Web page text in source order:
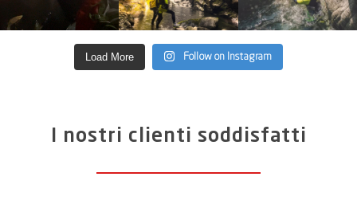
Load More Follow on Instagram
I nostri clienti soddisfatti